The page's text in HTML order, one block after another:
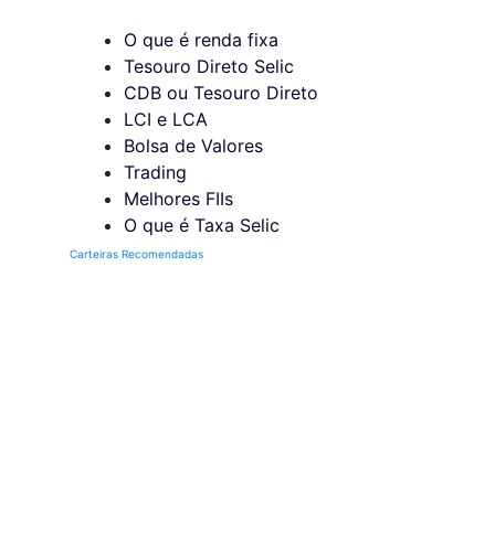
O que é renda fixa
Tesouro Direto Selic
CDB ou Tesouro Direto
LCI e LCA
Bolsa de Valores
Trading
Melhores FIIs
O que é Taxa Selic
Carteiras Recomendadas